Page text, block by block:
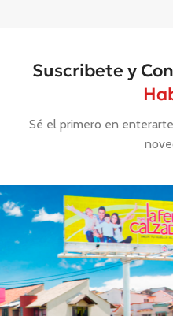
Suscribete y
Sé el primero en